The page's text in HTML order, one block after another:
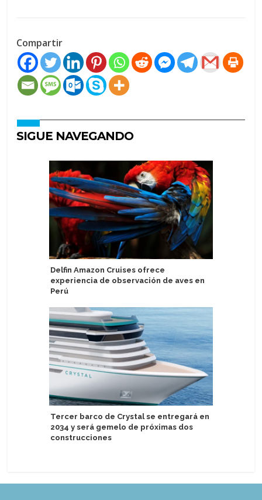
Compartir
SIGUE NAVEGANDO
Delfin Amazon Cruises ofrece
experiencia de observación de aves en
Perú
Tercer barco de Crystal se entregará en
2034 y será gemelo de próximas dos
construcciones